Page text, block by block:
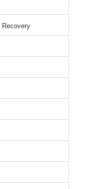
Recovery